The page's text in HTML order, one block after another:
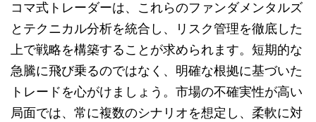
コマ式トレーダーは、これらのファンダメンタルズ
とテクニカル分析を統合し、リスク管理を徹底した
上で戦略を構築することが求められます。短期的な
急騰に飛び乗るのではなく、明確な根拠に基づいた
トレードを心がけましょう。市場の不確実性が高い
局面では、常に複数のシナリオを想定し、柔軟に対